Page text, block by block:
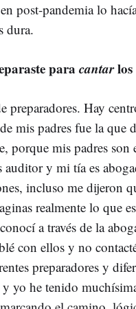
post-pandemia lo
dura.
para cantarlos
preparadores. Hay
mis padres fue la
porque mis padres
auditor y mi tía es
incluso me dijeron
realmente lo que
a través de la
con ellos y no
preparadores y
yo he tenido